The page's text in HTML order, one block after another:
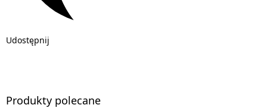
Udostępnij
Produkty polecane